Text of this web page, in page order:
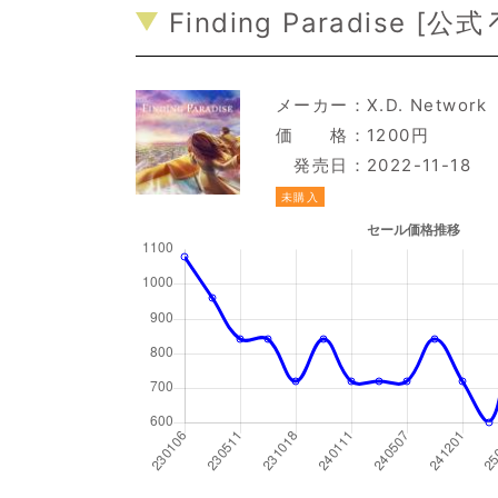
Finding Paradise [公
メーカー： X.D. Network
価 格：1200円
発売日：2022-11-18
未購入